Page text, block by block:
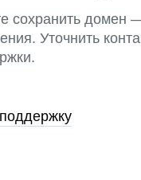
сохранить домен
Уточнить